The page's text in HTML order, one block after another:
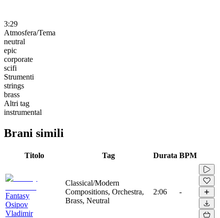
3:29
Atmosfera/Tema
neutral
epic
corporate
scifi
Strumenti
strings
brass
Altri tag
instrumental
Brani simili
Titolo Tag Durata BPM
Fantasy
Osipov
Vladimir
Classical/Modern
Compositions, Orchestra,
Brass, Neutral
2:06 -